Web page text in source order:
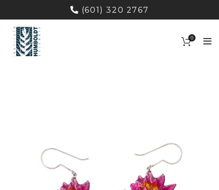
(601) 320 2767
0